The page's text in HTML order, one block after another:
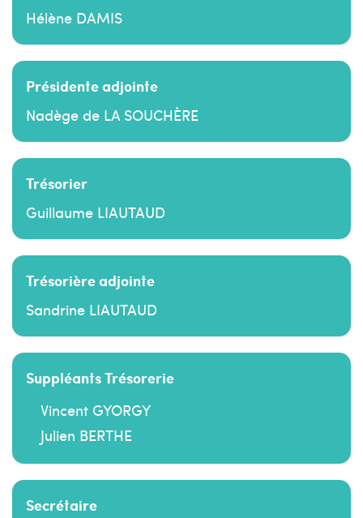
Hélène DAMIS
Présidente adjointe
Nadège de LA SOUCHÈRE
Trésorier
Guillaume LIAUTAUD
Trésorière adjointe
Sandrine LIAUTAUD
Suppléants Trésorerie
Vincent GYORGY
Julien BERTHE
Secrétaire